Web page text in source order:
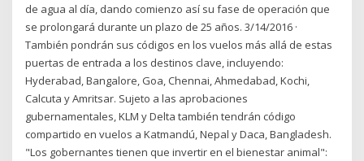
de agua al día, dando comienzo así su fase de operación que
se prolongará durante un plazo de 25 años. 3/14/2016 ·
También pondrán sus códigos en los vuelos más allá de estas
puertas de entrada a los destinos clave, incluyendo:
Hyderabad, Bangalore, Goa, Chennai, Ahmedabad, Kochi,
Calcuta y Amritsar. Sujeto a las aprobaciones
gubernamentales, KLM y Delta también tendrán código
compartido en vuelos a Katmandú, Nepal y Daca, Bangladesh.
"Los gobernantes tienen que invertir en el bienestar animal":